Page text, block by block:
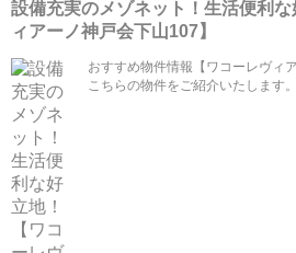
設備充実のメゾネット！生活便利
ィアーノ神戸会下山107】
おすすめ物件情報【ワコーレヴィ
こちらの物件をご紹介いたします